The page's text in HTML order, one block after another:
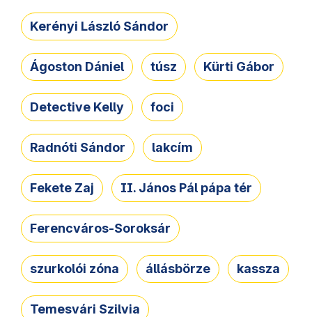
Kerényi László Sándor
Ágoston Dániel túsz Kürti Gábor
Detective Kelly foci
Radnóti Sándor lakcím
Fekete Zaj II. János Pál pápa tér
Ferencváros-Soroksár
szurkolói zóna állásbörze kassza
Temesvári Szilvia